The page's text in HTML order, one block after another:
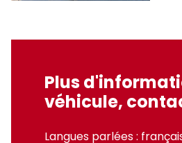
Plus
véhicule,
Langues parlées :